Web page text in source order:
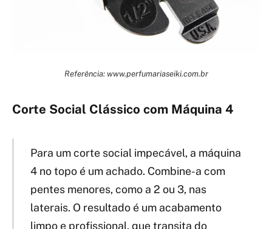
Referência: www.perfumariaseiki.com.br
Corte Social Clássico com Máquina 4
Para um corte social impecável, a máquina
4 no topo é um achado. Combine-a com
pentes menores, como a 2 ou 3, nas
laterais. O resultado é um acabamento
limpo e profissional, que transita do